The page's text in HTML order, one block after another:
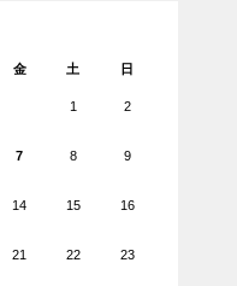
金 土 日
1 2
7 8 9
14 15 16
21 22 23